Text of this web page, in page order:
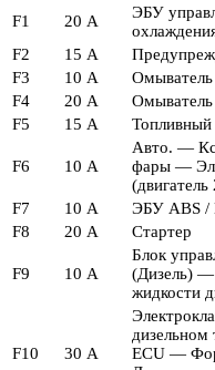
F1
20 А
ЭБУ
F2
15 А
F3
10 А
Омыватель
F4
20 А
F5
15 А Топливный
F6 10 А
Авто. —
фары —
F7
10 А
ЭБУ ABS /
F8
20 А Стартер
F9 10 А
Блок
(Дизель)
жидкости
F10 30 А
дизельном
ECU —